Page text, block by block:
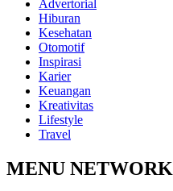
Advertorial
Hiburan
Kesehatan
Otomotif
Inspirasi
Karier
Keuangan
Kreativitas
Lifestyle
Travel
MENU NETWORK